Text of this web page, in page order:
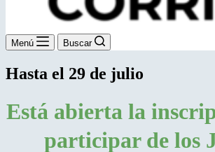
Menú Buscar
Hasta el 29 de julio
Está abierta la
participar de los